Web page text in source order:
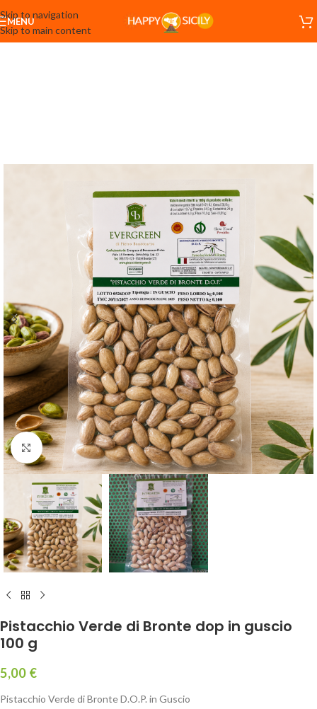
Skip to navigation
Skip to main content
MENU
Click to enlarge
Pistacchio Verde di Bronte dop in guscio
100 g
5,00 €
Pistacchio Verde di Bronte D.O.P. in Guscio